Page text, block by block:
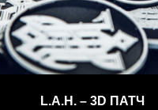
L.A.H. – 3D ПАТЧ